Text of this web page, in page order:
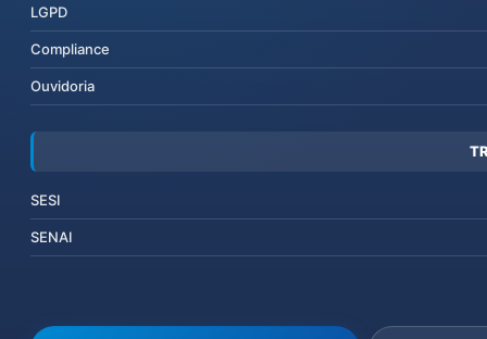
LGPD
Compliance
Ouvidoria
SESI
SENAI